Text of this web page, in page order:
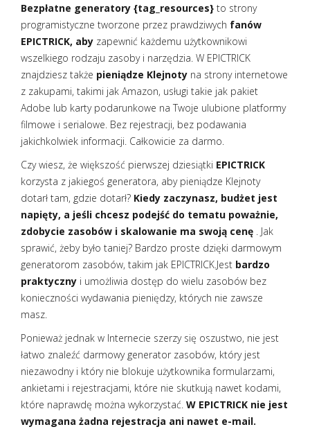
Bezpłatne generatory {tag_resources} to strony
programistyczne tworzone przez prawdziwych fanów
EPICTRICK, aby zapewnić każdemu użytkownikowi
wszelkiego rodzaju zasoby i narzędzia. W EPICTRICK
znajdziesz także pieniądze Klejnoty na strony internetowe
z zakupami, takimi jak Amazon, usługi takie jak pakiet
Adobe lub karty podarunkowe na Twoje ulubione platformy
filmowe i serialowe. Bez rejestracji, bez podawania
jakichkolwiek informacji. Całkowicie za darmo.
Czy wiesz, że większość pierwszej dziesiątki EPICTRICK
korzysta z jakiegoś generatora, aby pieniądze Klejnoty
dotarł tam, gdzie dotarł? Kiedy zaczynasz, budżet jest
napięty, a jeśli chcesz podejść do tematu poważnie,
zdobycie zasobów i skalowanie ma swoją cenę . Jak
sprawić, żeby było taniej? Bardzo proste dzięki darmowym
generatorom zasobów, takim jak EPICTRICK.Jest bardzo
praktyczny i umożliwia dostęp do wielu zasobów bez
konieczności wydawania pieniędzy, których nie zawsze
masz.
Ponieważ jednak w Internecie szerzy się oszustwo, nie jest
łatwo znaleźć darmowy generator zasobów, który jest
niezawodny i który nie blokuje użytkownika formularzami,
ankietami i rejestracjami, które nie skutkują nawet kodami,
które naprawdę można wykorzystać. W EPICTRICK nie jest
wymagana żadna rejestracja ani nawet e-mail.